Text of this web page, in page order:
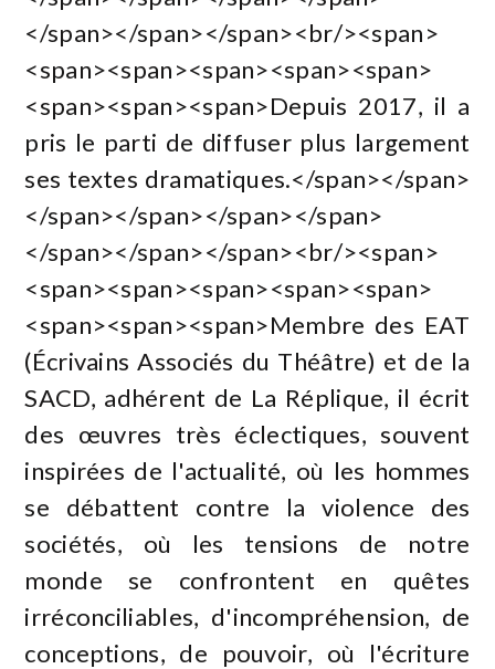
</span></span></span><br/><span>
<span><span><span><span><span>
<span><span><span>Depuis 2017, il a
pris le parti de diffuser plus largement
ses textes dramatiques.</span></span>
</span></span></span></span>
</span></span></span><br/><span>
<span><span><span><span><span>
<span><span><span>Membre des EAT
(Écrivains Associés du Théâtre) et de la
SACD, adhérent de La Réplique, il écrit
des œuvres très éclectiques, souvent
inspirées de l'actualité, où les hommes
se débattent contre la violence des
sociétés, où les tensions de notre
monde se confrontent en quêtes
irréconciliables, d'incompréhension, de
conceptions, de pouvoir, où l'écriture